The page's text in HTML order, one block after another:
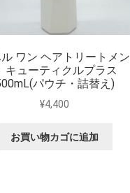
ワン ヘアトリートメン
キューティクルプラス
パウチ・詰替え)
¥4,400
お買い物カゴに追加